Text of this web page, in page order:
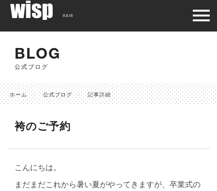
BLOG
公式ブログ
ホーム 公式ブログ 記事詳細
袴のご予約
こんにちは。
まだまだこれから暑い夏がやってきますが、卒業式の
HAIR